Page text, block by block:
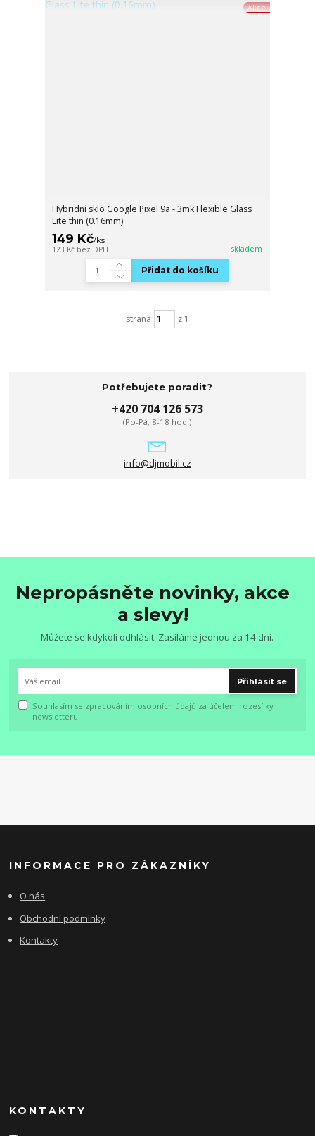
Akce
Hybridní sklo Google Pixel 9a - 3mk Flexible Glass
Lite thin (0.16mm)
149 Kč/ks
123 Kč bez DPH skladem
Přidat do košíku
strana z 1
Potřebujete poradit?
+420 704 126 573
(Po-Pá, 8-18 hod.)
info@djmobil.cz
Nepropásněte novinky, akce
a slevy!
Můžete se kdykoli odhlásit. Zasíláme jednou za 14 dní.
Přihlásit se
Souhlasím se zpracováním osobních údajů za účelem rozesílky
newsletteru.
INFORMACE PRO ZÁKAZNÍKY
O nás
Obchodní podmínky
Kontakty
KONTAKTY